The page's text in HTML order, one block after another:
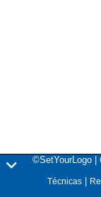
©SetYourLogo |
Técnicas|